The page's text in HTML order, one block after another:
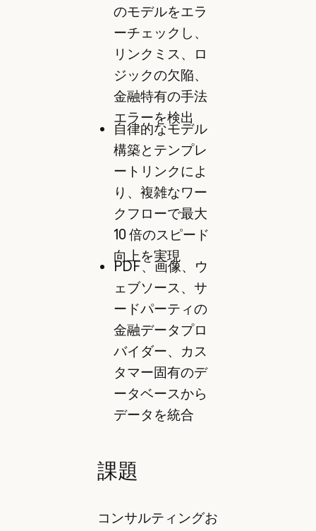
のモデルをエラ
ーチェックし、
リンクミス、ロ
ジックの欠陥、
金融特有の手法
エラーを検出
自律的なモデル
構築とテンプレ
ートリンクによ
り、複雑なワー
クフローで最大
10 倍のスピード
向上を実現
PDF、画像、ウ
ェブソース、サ
ードパーティの
金融データプロ
バイダー、カス
タマー固有のデ
ータベースから
データを統合
課題
コンサルティングお